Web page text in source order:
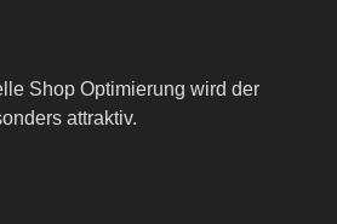
Shop Optimierung wird der
attraktiv.